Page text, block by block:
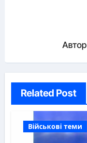
Автор
Related Post
Військові теми